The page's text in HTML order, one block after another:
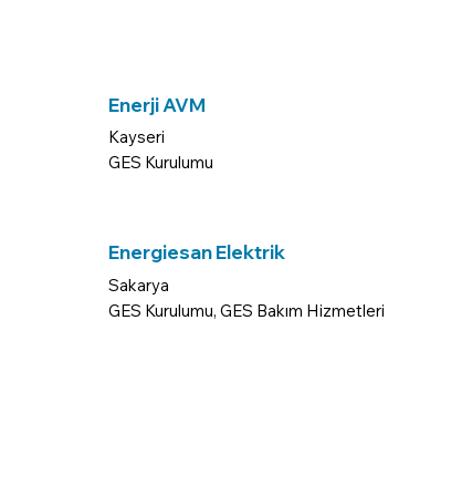
Enerji AVM
Kayseri
GES Kurulumu
Energiesan Elektrik
Sakarya
GES Kurulumu, GES Bakım Hizmetleri